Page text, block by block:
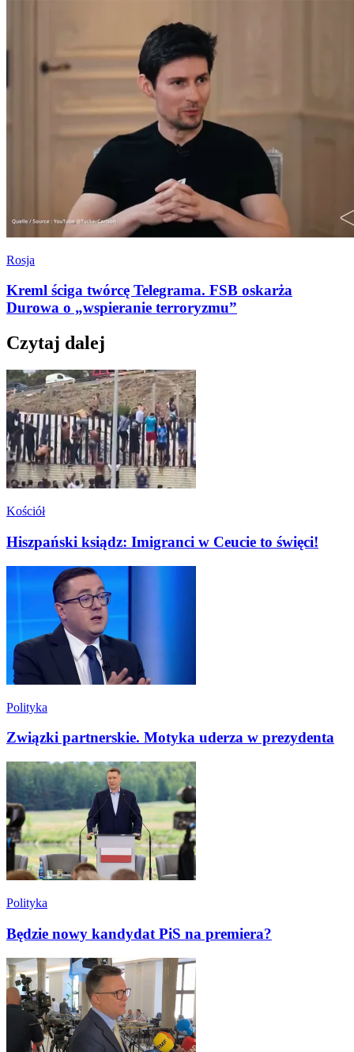
Rosja
Kreml ściga twórcę Telegrama. FSB oskarża
Durowa o „wspieranie terroryzmu”
Czytaj dalej
Kościół
Hiszpański ksiądz: Imigranci w Ceucie to święci!
Polityka
Związki partnerskie. Motyka uderza w prezydenta
Polityka
Będzie nowy kandydat PiS na premiera?